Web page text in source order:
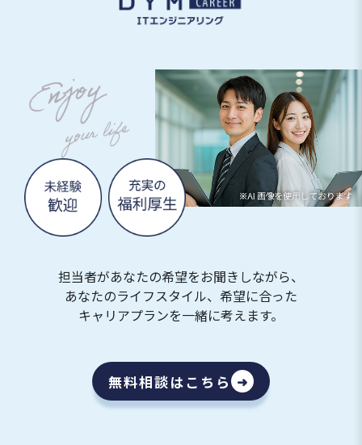
担当者があなたの希望をお聞きしながら、
あなたのライフスタイル、希望に合った
キャリアプランを一緒に考えます。
無料相談はこちら ➜